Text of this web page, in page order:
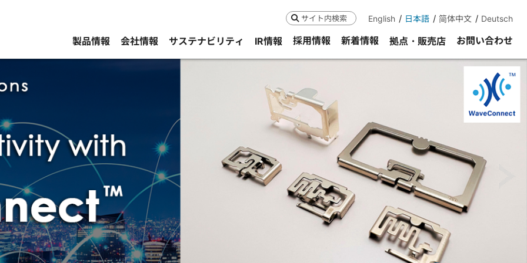
検索 English 日本語 简体中文 Deutsch
製品情報 会社情報 サステナビリティ IR情報 採用情報 新着情報 拠点・販売店 お問い合わせ